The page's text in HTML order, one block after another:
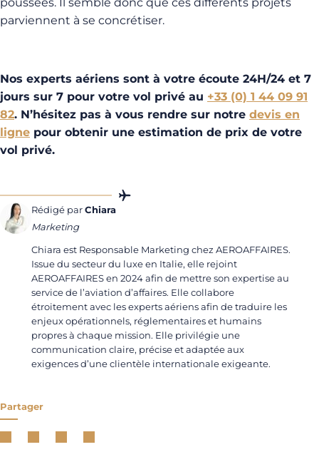
parviennent à se concrétiser.
Nos experts aériens sont à votre écoute 24H/24 et 7
jours sur 7 pour votre vol privé au +33 (0) 1 44 09 91
82. N’hésitez pas à vous rendre sur notre devis en
ligne pour obtenir une estimation de prix de votre
vol privé.
Rédigé parChiara
Marketing
Chiara est Responsable Marketing chez AEROAFFAIRES.
Issue du secteur du luxe en Italie, elle rejoint
AEROAFFAIRES en 2024 afin de mettre son expertise au
service de l’aviation d’affaires. Elle collabore
étroitement avec les experts aériens afin de traduire les
enjeux opérationnels, réglementaires et humains
propres à chaque mission. Elle privilégie une
communication claire, précise et adaptée aux
exigences d’une clientèle internationale exigeante.
Partager